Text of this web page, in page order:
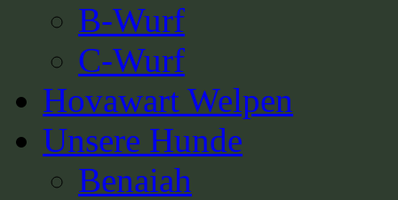
B-Wurf
C-Wurf
Hovawart Welpen
Unsere Hunde
Benaiah